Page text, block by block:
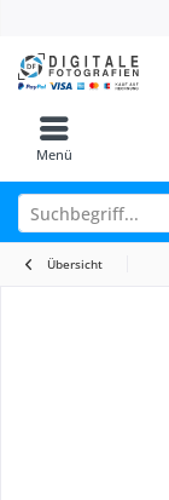
Menü
Übersicht